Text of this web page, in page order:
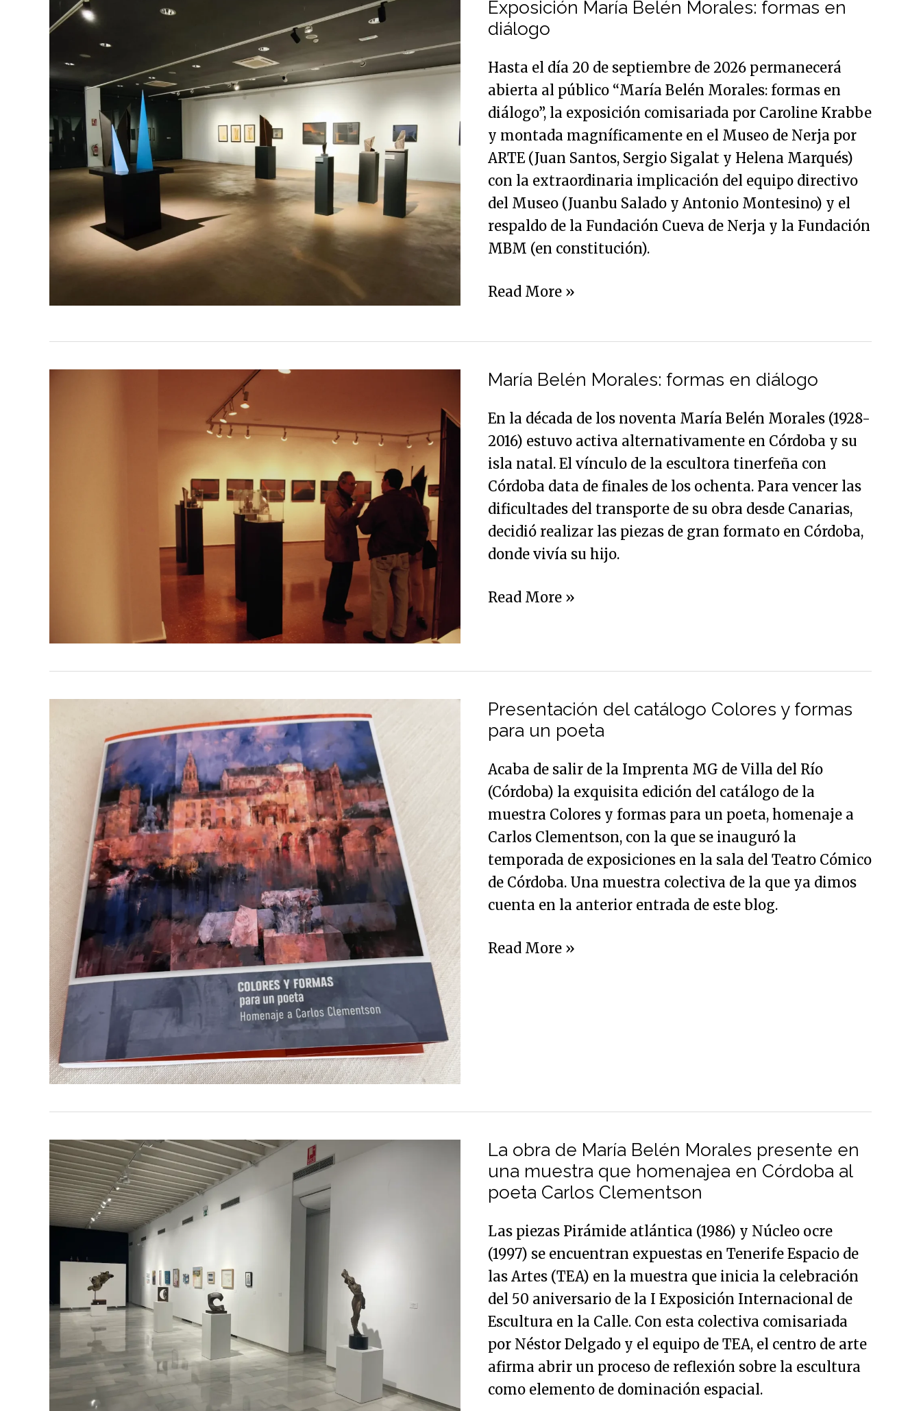
Exposición María Belén Morales: formas en
diálogo
Hasta el día 20 de septiembre de 2026 permanecerá
abierta al público “María Belén Morales: formas en
diálogo”, la exposición comisariada por Caroline Krabbe
y montada magníficamente en el Museo de Nerja por
ARTE (Juan Santos, Sergio Sigalat y Helena Marqués)
con la extraordinaria implicación del equipo directivo
del Museo (Juanbu Salado y Antonio Montesino) y el
respaldo de la Fundación Cueva de Nerja y la Fundación
MBM (en constitución).
Belén
formas
en
diálogo
Read More »
María Belén Morales: formas en diálogo
En la década de los noventa María Belén Morales (1928-
2016) estuvo activa alternativamente en Córdoba y su
isla natal. El vínculo de la escultora tinerfeña con
Córdoba data de finales de los ochenta. Para vencer las
dificultades del transporte de su obra desde Canarias,
decidió realizar las piezas de gran formato en Córdoba,
donde vivía su hijo.
Belén
formas
en
diálogo
Read More »
Presentación del catálogo Colores y formas
para un poeta
Acaba de salir de la Imprenta MG de Villa del Río
(Córdoba) la exquisita edición del catálogo de la
muestra Colores y formas para un poeta, homenaje a
Carlos Clementson, con la que se inauguró la
temporada de exposiciones en la sala del Teatro Cómico
de Córdoba. Una muestra colectiva de la que ya dimos
cuenta en la anterior entrada de este blog.
del
catálogo
y
formas
para
un
poeta
Read More »
La obra de María Belén Morales presente en
una muestra que homenajea en Córdoba al
poeta Carlos Clementson
Las piezas Pirámide atlántica (1986) y Núcleo ocre
(1997) se encuentran expuestas en Tenerife Espacio de
las Artes (TEA) en la muestra que inicia la celebración
del 50 aniversario de la I Exposición Internacional de
Escultura en la Calle. Con esta colectiva comisariada
por Néstor Delgado y el equipo de TEA, el centro de arte
afirma abrir un proceso de reflexión sobre la escultura
como elemento de dominación espacial.
obra
de
María
Morales
presente
en
una
muestra
que
homenajea
en